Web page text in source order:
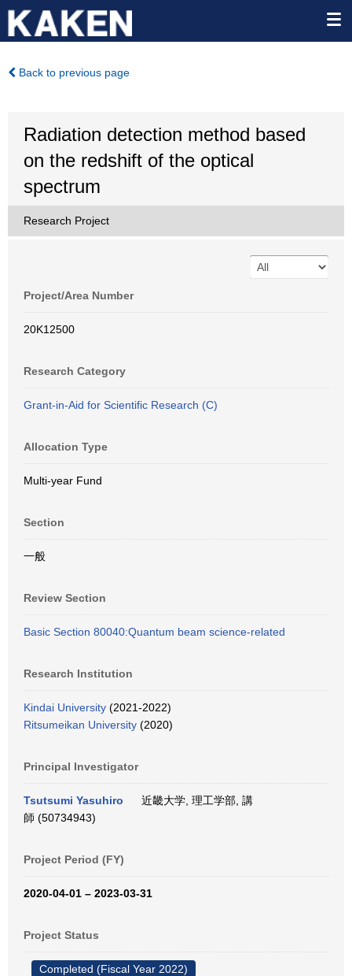
Back to previous page
Radiation detection method based
on the redshift of the optical
spectrum
Research Project
Project/Area Number
20K12500
Research Category
Grant-in-Aid for Scientific Research (C)
Allocation Type
Multi-year Fund
Section
一般
Review Section
Basic Section 80040:Quantum beam science-related
Research Institution
Kindai University (2021-2022)
Ritsumeikan University (2020)
Principal Investigator
Tsutsumi Yasuhiro
近畿大学, 理工学部, 講
師 (50734943)
Project Period (FY)
2020-04-01 – 2023-03-31
Project Status
Completed (Fiscal Year 2022)